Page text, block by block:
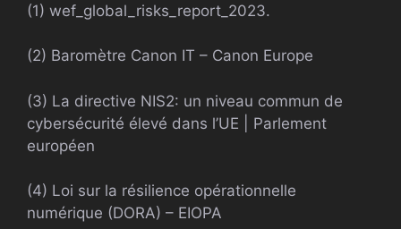
(1) wef_global_risks_report_2023.
(2) Baromètre Canon IT – Canon Europe
(3) La directive NIS2: un niveau commun de
cybersécurité élevé dans l’UE | Parlement
européen
(4) Loi sur la résilience opérationnelle
numérique (DORA) – EIOPA